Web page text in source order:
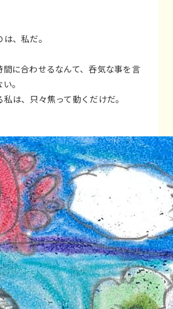
、私だ。
間に合わせるなんて、呑気な事を言
。
は、只々焦って動くだけだ。